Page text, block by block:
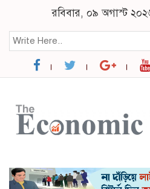
রবিবার, ০৯ অগাস্ট